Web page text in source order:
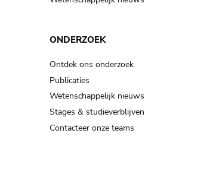
ONDERZOEK
Ontdek ons onderzoek
Publicaties
Wetenschappelijk nieuws
Stages & studieverblijven
Contacteer onze teams